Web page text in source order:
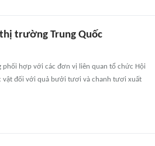
trường Trung Quốc
phối hợp với các đơn vị liên quan tổ chức Hội
vật đối với quả bưởi tươi và chanh tươi xuất